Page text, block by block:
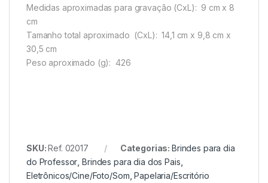
Medidas aproximadas para gravação (CxL): 9 cm x 8
cm
Tamanho total aproximado (CxL): 14,1 cm x 9,8 cm x
30,5 cm
Peso aproximado (g): 426
SKU:Ref. 02017 Categorias: Brindes para dia
do Professor ,Brindes para dia dos Pais
Eletrônicos/Cine/Foto/Som ,Papelaria/Escritório